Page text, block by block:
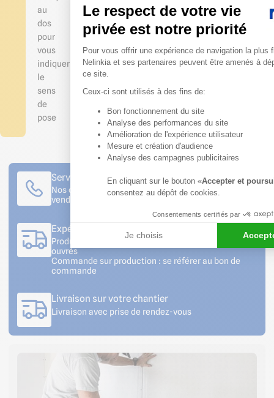
au
dos
pour
vous
indiquer
le
sens
de
pose
Service client à votre écoute
Nos conseillers sont disponibles du lundi au
vendredi de 08h30 à 12h et de 13h30 à 18h
Expédition rapide
Produits en stock : commande expédiée sous 2 jours
ouvrés
Commande sur production : se référer au bon de
commande
Livraison sur votre chantier
Livraison avec prise de rendez-vous
Le respect de votre vie
privée est notre priorité
Plateforme de Gestion du
Pour vous offrir une expérience de navigation la plus
Nelinkia et ses partenaires peuvent être amenés à
ce site.
Ceux-ci sont utilisés à des fins de:
Bon fonctionnement du site
Analyse des performances du site
Amélioration de l'expérience utilisateur
Mesure et création d'audience
Analyse des campagnes publicitaires
En cliquant sur le bouton «Accepter et
consentez au dépôt de cookies.
Consentements certifiés par
Je choisis
Axeptio consent